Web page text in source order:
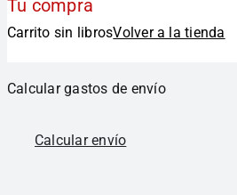
Tu compra
Carrito sin librosVolver a la tienda
Calcular gastos de envío
Calcular envío